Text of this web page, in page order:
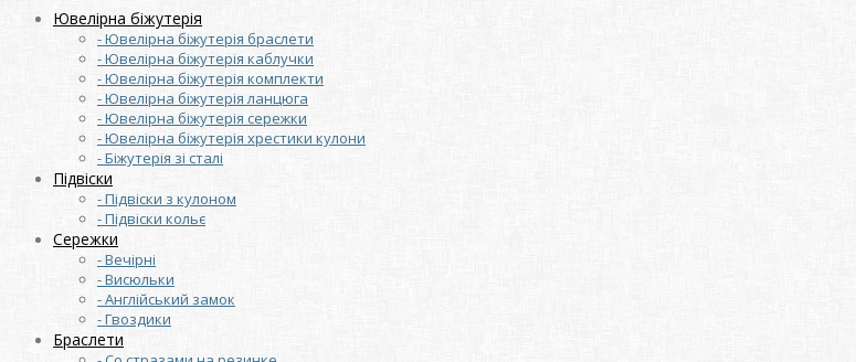
Ювелірна біжутерія
- Ювелірна біжутерія браслети
- Ювелірна біжутерія каблучки
- Ювелірна біжутерія комплекти
- Ювелірна біжутерія ланцюга
- Ювелірна біжутерія сережки
- Ювелірна біжутерія хрестики кулони
- Біжутерія зі сталі
Підвіски
- Підвіски з кулоном
- Підвіски кольє
Сережки
- Вечірні
- Висюльки
- Англійський замок
- Гвоздики
Браслети